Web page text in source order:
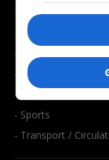
- Économie
- Éducation
- Environnement
- Faits divers
- Santé et bien-être
- Sports
- Transport /